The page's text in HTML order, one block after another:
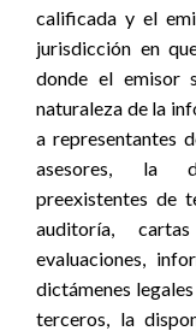
calificada y el
jurisdicción en
donde el emisor
naturaleza de la
a representantes
asesores, la
preexistentes de
auditoría,
evaluaciones,
dictámenes
terceros, la